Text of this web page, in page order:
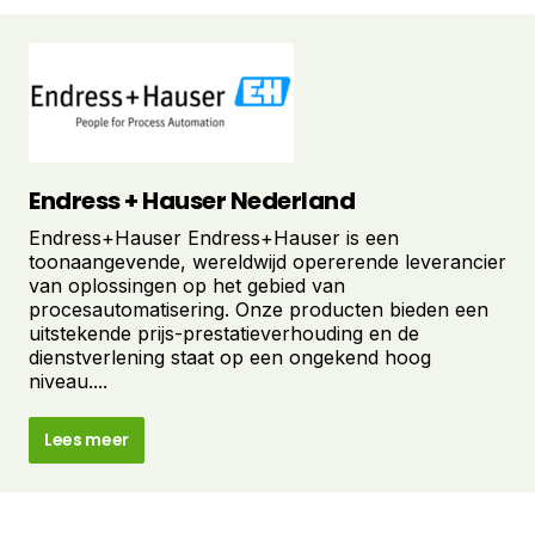
Endress + Hauser Nederland
Endress+Hauser Endress+Hauser is een
toonaangevende, wereldwijd opererende leverancier
van oplossingen op het gebied van
procesautomatisering. Onze producten bieden een
uitstekende prijs-prestatieverhouding en de
dienstverlening staat op een ongekend hoog
niveau....
Lees meer